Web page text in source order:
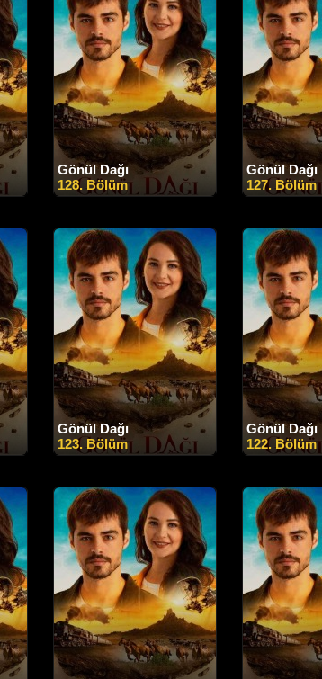
Gönül Dağı
128. Bölüm
Gönül Dağı
127. Bölüm
Gönül Dağı
123. Bölüm
Gönül Dağı
122. Bölüm